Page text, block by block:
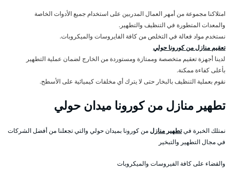
امتلاكنا مجموعة من أمهر العمال المدربين على استخدام جميع الأدوات الخاصة
والمعدات المتطورة في التنظيف والتطهير.
نستخدم مواد فعالة في التخلص من كافة الفايروسات والميكروبات.
تعقيم منازل من كورونا حولي
لدينا أجهزة تعقيم متخصصة وممتازة ومستوردة من الخارج لضمان عملية التطهير
بأعلى كفاءة ممكنة.
نقوم بعملية التنظيف بالبخار حتى لا يترك أي مخلفات كيميائية على الأسطح.
تطهير منازل من كورونا ميدان حولي
نمتلك الخبرة فيتطهير منازلمن كورونا بميدان حولي والتي تجعلنا من أفضل الشركات
في مجال التطهير والتبخير
والقضاء على كافة الفيروسات والميكروبات